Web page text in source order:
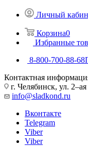
Личный
Корзина0
Избранные
8-800-700-88-68
Контактная
г. Челябинск, ул.
info@sladkond.ru
Вконтакте
Telegram
Viber
Viber